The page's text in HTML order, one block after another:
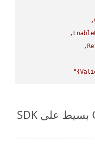
تحويل ODS Files to XML بسيط على SDK